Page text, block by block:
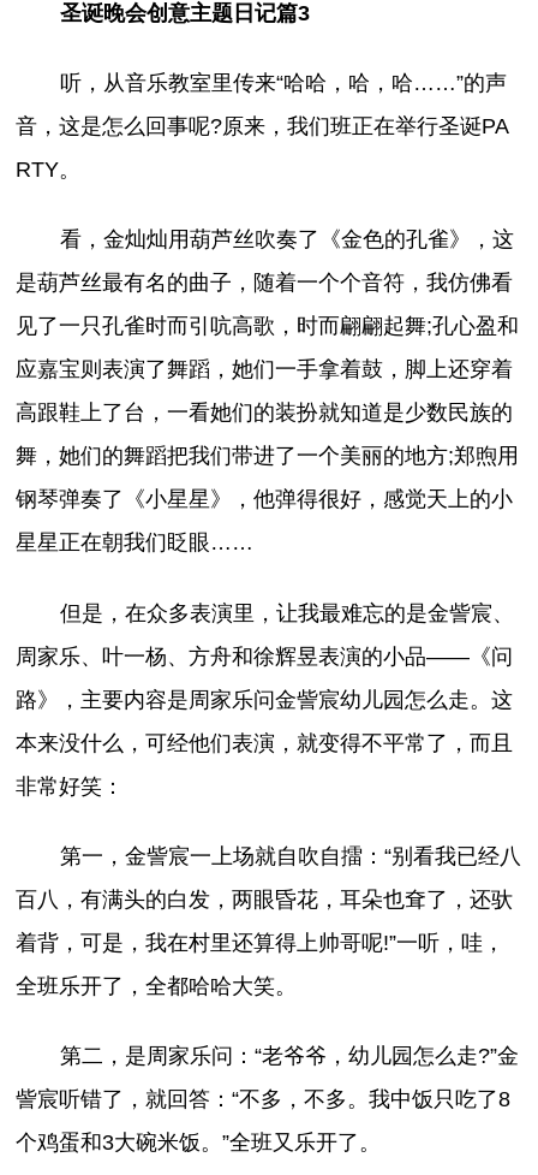
圣诞晚会创意主题日记篇3
听，从音乐教室里传来“哈哈，哈，哈……”的声
音，这是怎么回事呢?原来，我们班正在举行圣诞PA
RTY。
看，金灿灿用葫芦丝吹奏了《金色的孔雀》，这
是葫芦丝最有名的曲子，随着一个个音符，我仿佛看
见了一只孔雀时而引吭高歌，时而翩翩起舞;孔心盈和
应嘉宝则表演了舞蹈，她们一手拿着鼓，脚上还穿着
高跟鞋上了台，一看她们的装扮就知道是少数民族的
舞，她们的舞蹈把我们带进了一个美丽的地方;郑煦用
钢琴弹奏了《小星星》，他弹得很好，感觉天上的小
星星正在朝我们眨眼……
但是，在众多表演里，让我最难忘的是金訾宸、
周家乐、叶一杨、方舟和徐辉昱表演的小品——《问
路》，主要内容是周家乐问金訾宸幼儿园怎么走。这
本来没什么，可经他们表演，就变得不平常了，而且
非常好笑：
第一，金訾宸一上场就自吹自擂：“别看我已经八
百八，有满头的白发，两眼昏花，耳朵也耷了，还驮
着背，可是，我在村里还算得上帅哥呢!”一听，哇，
全班乐开了，全都哈哈大笑。
第二，是周家乐问：“老爷爷，幼儿园怎么走?”金
訾宸听错了，就回答：“不多，不多。我中饭只吃了8
个鸡蛋和3大碗米饭。”全班又乐开了。